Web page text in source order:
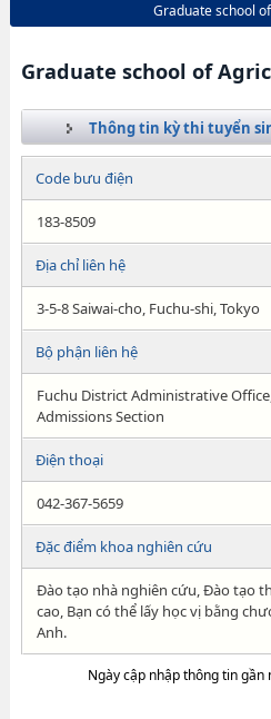
Graduate school
Graduate school of
Thông tin kỳ thi tuyển
Code bưu điện
183-8509
Địa chỉ liên hệ
3-5-8 Saiwai-cho, Fuchu-shi, Tokyo
Bộ phận liên hệ
Fuchu District Administrative
Admissions Section
Điện thoại
042-367-5659
Đặc điểm khoa nghiên cứu
Đào tạo nhà nghiên cứu, Đào tạo
cao, Bạn có thể lấy học vị bằng
Anh.
Ngày cập nhập thông tin